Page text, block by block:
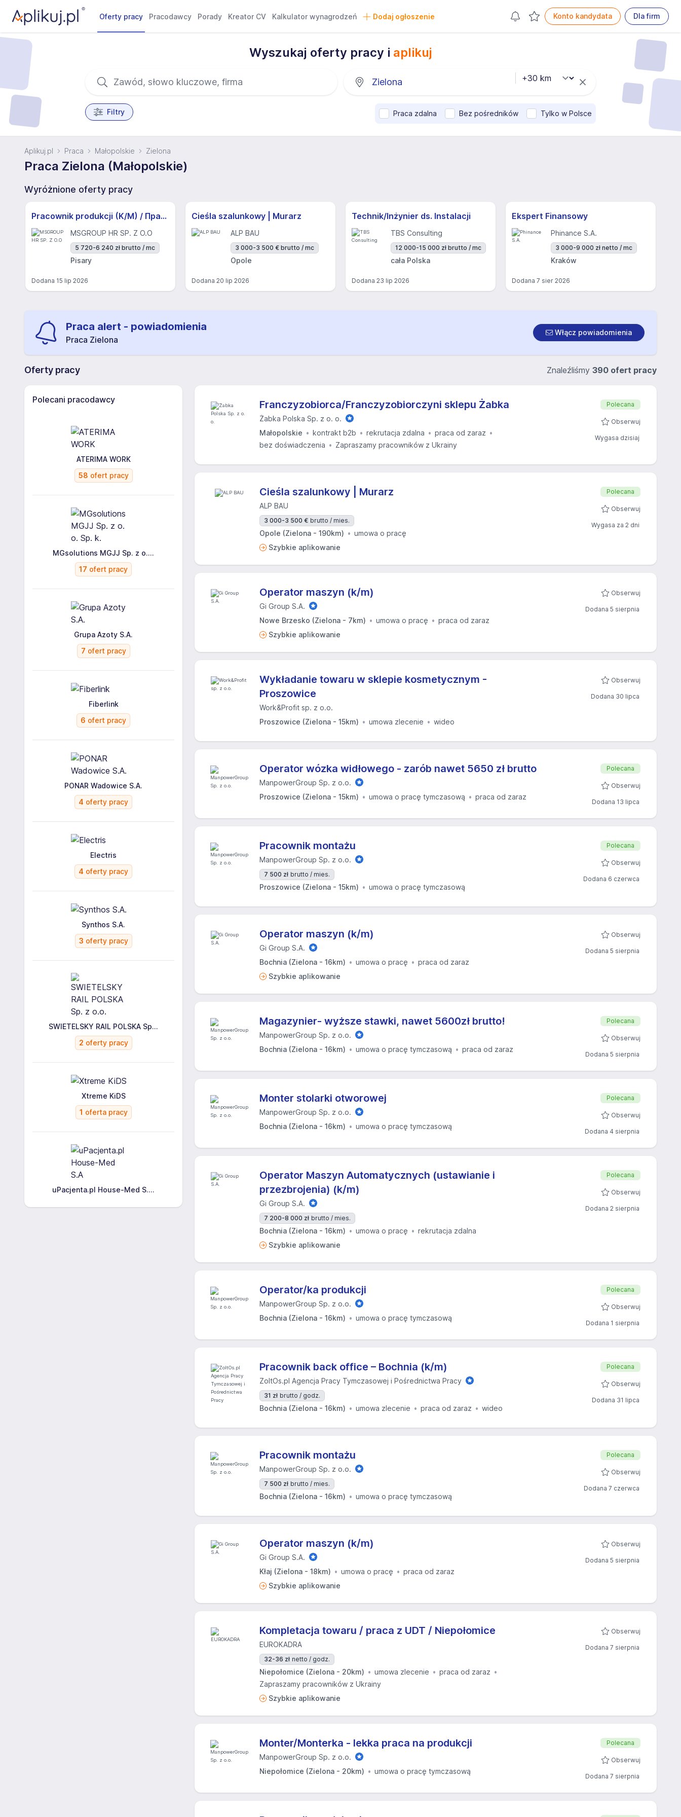
Oferty pracy Pracodawcy Porady Kreator CV Kalkulator wynagrodzeń Dodaj ogłoszenie Konto kandydata Dla firm
Wyszukaj oferty pracy i aplikuj
Filtry Praca zdalna Bez pośredników Tylko w Polsce
Aplikuj.pl Praca Małopolskie Zielona
Praca Zielona (Małopolskie)
Wyróżnione oferty pracy
Pracownik produkcji (K/M) / Працівники продукції Huber-Suhner (K/M)
MSGROUP HR SP. Z O.O
5 720-6 240 zł brutto / mc
Pisary
Dodana 15 lip 2026
Cieśla szalunkowy | Murarz
ALP BAU
3 000-3 500 € brutto / mc
Opole
Dodana 20 lip 2026
Technik/Inżynier ds. Instalacji
TBS Consulting
12 000-15 000 zł brutto / mc
cała Polska
Dodana 23 lip 2026
Ekspert Finansowy
Phinance S.A.
3 000-9 000 zł netto / mc
Kraków
Dodana 7 sier 2026
Praca alert - powiadomienia
Praca Zielona
Włącz powiadomienia
Oferty pracy Znaleźliśmy 390 ofert pracy
Polecani pracodawcy
ATERIMA WORK
58 ofert pracy
MGsolutions MGJJ Sp. z o....
17 ofert pracy
Grupa Azoty S.A.
7 ofert pracy
Fiberlink
6 ofert pracy
PONAR Wadowice S.A.
4 oferty pracy
Electris
4 oferty pracy
Synthos S.A.
3 oferty pracy
SWIETELSKY RAIL POLSKA Sp...
2 oferty pracy
Xtreme KiDS
1 oferta pracy
uPacjenta.pl House-Med S....
Franczyzobiorca/Franczyzobiorczyni sklepu Żabka
Żabka Polska Sp. z o. o.
Małopolskie
kontrakt b2b rekrutacja zdalna
praca od zaraz
bez doświadczenia
Zapraszamy pracowników z Ukrainy
Polecana
Obserwuj
Wygasa dzisiaj
Cieśla szalunkowy | Murarz
ALP BAU
3 000-3 500 € brutto / mies.
Opole (Zielona - 190km)
umowa o pracę
Szybkie aplikowanie
Polecana
Obserwuj
Wygasa za 2 dni
Operator maszyn (k/m)
Gi Group S.A.
Nowe Brzesko (Zielona - 7km)
umowa o pracę
praca od zaraz
Szybkie aplikowanie
Obserwuj
Dodana 5 sierpnia
Wykładanie towaru w sklepie kosmetycznym -
Proszowice
Work&Profit sp. z o.o.
Proszowice (Zielona - 15km)
umowa zlecenie wideo
Obserwuj
Dodana 30 lipca
Operator wózka widłowego - zarób nawet 5650 zł brutto
ManpowerGroup Sp. z o.o.
Proszowice (Zielona - 15km)
umowa o pracę tymczasową praca od zaraz
Polecana
Obserwuj
Dodana 13 lipca
Pracownik montażu
ManpowerGroup Sp. z o.o.
7 500 zł brutto / mies.
Proszowice (Zielona - 15km) umowa o pracę tymczasową
Polecana
Obserwuj
Dodana 6 czerwca
Operator maszyn (k/m)
Gi Group S.A.
Bochnia (Zielona - 16km)
umowa o pracę
praca od zaraz
Szybkie aplikowanie
Obserwuj
Dodana 5 sierpnia
Magazynier- wyższe stawki, nawet 5600zł brutto!
ManpowerGroup Sp. z o.o.
Bochnia (Zielona - 16km)
umowa o pracę tymczasową praca od zaraz
Polecana
Obserwuj
Dodana 5 sierpnia
Monter stolarki otworowej
ManpowerGroup Sp. z o.o.
Bochnia (Zielona - 16km)
umowa o pracę tymczasową
Polecana
Obserwuj
Dodana 4 sierpnia
Operator Maszyn Automatycznych (ustawianie i
przezbrojenia) (k/m)
Gi Group S.A.
7 200-8 000 zł brutto / mies.
Bochnia (Zielona - 16km) umowa o pracę
rekrutacja zdalna
Szybkie aplikowanie
Polecana
Obserwuj
Dodana 2 sierpnia
Operator/ka produkcji
ManpowerGroup Sp. z o.o.
Bochnia (Zielona - 16km)
umowa o pracę tymczasową
Polecana
Obserwuj
Dodana 1 sierpnia
Pracownik back office – Bochnia (k/m)
ZoltOs.pl Agencja Pracy Tymczasowej i Pośrednictwa Pracy
31 zł brutto / godz.
Bochnia (Zielona - 16km) umowa zlecenie praca od zaraz wideo
Polecana
Obserwuj
Dodana 31 lipca
Pracownik montażu
ManpowerGroup Sp. z o.o.
7 500 zł brutto / mies.
Bochnia (Zielona - 16km) umowa o pracę tymczasową
Polecana
Obserwuj
Dodana 7 czerwca
Operator maszyn (k/m)
Gi Group S.A.
Kłaj (Zielona - 18km)
umowa o pracę
praca od zaraz
Szybkie aplikowanie
Obserwuj
Dodana 5 sierpnia
Kompletacja towaru / praca z UDT / Niepołomice
EUROKADRA
32-36 zł netto / godz.
Niepołomice (Zielona - 20km) umowa zlecenie
praca od zaraz
Zapraszamy pracowników z Ukrainy
Szybkie aplikowanie
Obserwuj
Dodana 7 sierpnia
Monter/Monterka - lekka praca na produkcji
ManpowerGroup Sp. z o.o.
Niepołomice (Zielona - 20km)
umowa o pracę tymczasową
Polecana
Obserwuj
Dodana 7 sierpnia